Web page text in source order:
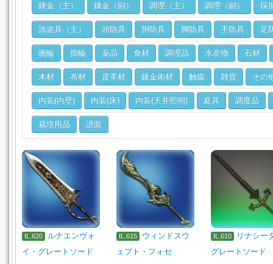
錬金（主） 錬金（副） 調理（主） 調理（副） 採
漁道具（主） 頭防具 胴防具 脚防具 手防具 足
腕輪 指輪 薬品 食材 調理品 水産物 石材
木材 布材 皮革材 錬金術材 触媒 雑貨 その
内装(内壁) 内装(床) 内装(天井照明) 庭具 調度品
栽培用品 譜面
IL.620
ルナエンヴォ
イ・グレートソード
IL.615
ウィンドスウ
ェプト・フォセ
IL.610
リナシー
グレートソード